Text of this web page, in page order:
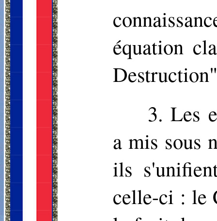
équation
3. Les
a mis sous
ils
celle-ci : le